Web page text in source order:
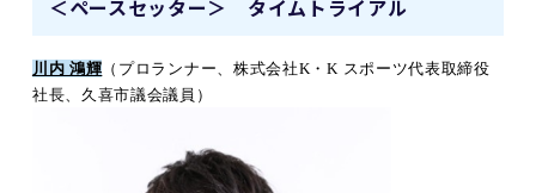
＜ペースセッター＞ タイムトライアル
川内 鴻輝 （プロランナー、株式会社K ・K スポーツ代表取締役
社長、久喜市議会議員）